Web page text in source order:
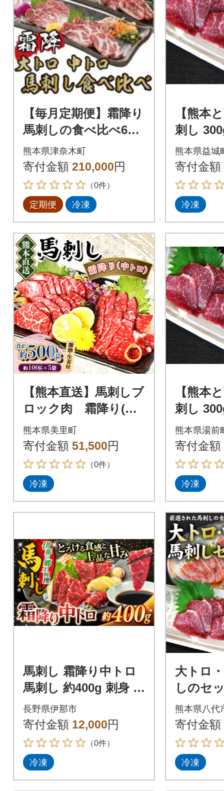
【毎月定期便】霜降り
馬刺しの食べ比べ600
g 大トロ馬刺し・中ト
ロ馬刺し各300g(津奈
木町)全3回
熊本県津奈木町
寄付金額 210,000円
（0件）
定期便 冷凍
【熊本
刺し
熊本県益城
寄付金額
冷凍
【熊本直送】馬刺しブ
ロック肉 霜降り(中
トロ)500g(美里町)
熊本県美里町
寄付金額 51,500円
（0件）
冷凍
【熊本
刺し
熊本県湯前
寄付金額
冷凍
馬刺し 霜降り中トロ
馬刺し 約400g 刺身 冷
凍 小分け 伊那 信州
【012-74】
長野県伊那市
寄付金額 12,000円
（0件）
冷凍
大トロ
しのセ
00g) 馬
刺身
熊本県八代
寄付金額
冷凍